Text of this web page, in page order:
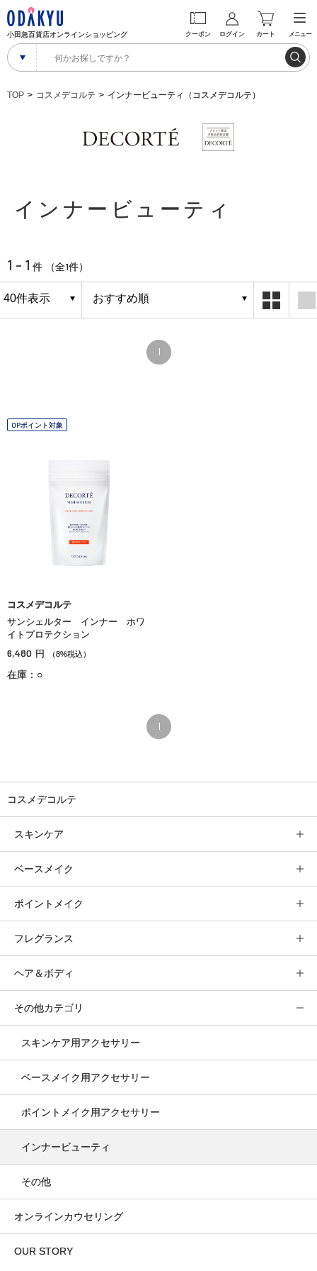
小田急百貨店オンラインショッピング クーポン ログイン カート メニュー
TOP コスメデコルテ インナービューティ（コスメデコルテ）
コスメデコルテ
スキンケア
ベースメイク
ポイントメイク
フレグランス
ヘア＆ボディ
その他カテゴリ
スキンケア用アクセサリー
ベースメイク用アクセサリー
ポイントメイク用アクセサリー
インナービューティ
その他
オンラインカウセリング
OUR STORY
インナービューティ
1 - 1 件 （全1件）
1
OPポイント対象
コスメデコルテ
サンシェルター インナー ホワ
イトプロテクション
6,480 円 （8%税込）
在庫：○
1